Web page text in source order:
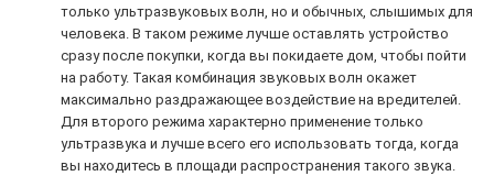
только ультразвуковых волн, но и обычных, слышимых для
человека. В таком режиме лучше оставлять устройство
сразу после покупки, когда вы покидаете дом, чтобы пойти
на работу. Такая комбинация звуковых волн окажет
максимально раздражающее воздействие на вредителей.
Для второго режима характерно применение только
ультразвука и лучше всего его использовать тогда, когда
вы находитесь в площади распространения такого звука.